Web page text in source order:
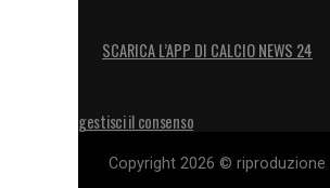
SCARICA L’APP DI CALCIO NEWS 24
gestisci il consenso
Copyright 2026 © riproduzione